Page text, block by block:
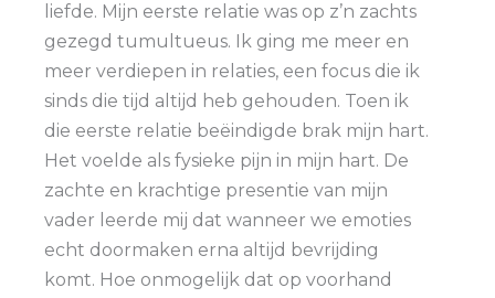
liefde. Mijn eerste relatie was op z’n zachts
gezegd tumultueus. Ik ging me meer en
meer verdiepen in relaties, een focus die ik
sinds die tijd altijd heb gehouden. Toen ik
die eerste relatie beëindigde brak mijn hart.
Het voelde als fysieke pijn in mijn hart. De
zachte en krachtige presentie van mijn
vader leerde mij dat wanneer we emoties
echt doormaken erna altijd bevrijding
komt. Hoe onmogelijk dat op voorhand